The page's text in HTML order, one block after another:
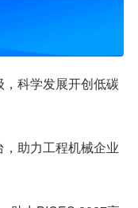
科学发展开创低碳
助力工程机械企业